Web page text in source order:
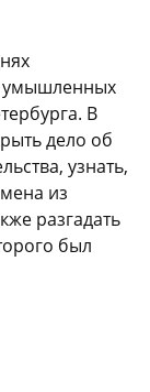
умышленных
В
дело об
узнать,
из
разгадать
был